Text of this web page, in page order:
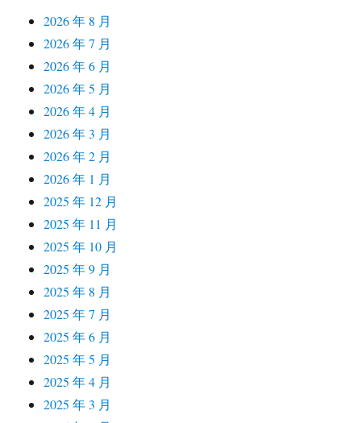
2026 年 8 月
2026 年 7 月
2026 年 6 月
2026 年 5 月
2026 年 4 月
2026 年 3 月
2026 年 2 月
2026 年 1 月
2025 年 12 月
2025 年 11 月
2025 年 10 月
2025 年 9 月
2025 年 8 月
2025 年 7 月
2025 年 6 月
2025 年 5 月
2025 年 4 月
2025 年 3 月